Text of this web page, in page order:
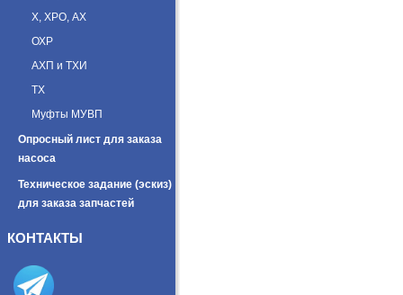
Х, ХРО, АХ
ОХР
АХП и ТХИ
ТХ
Муфты МУВП
Опросный лист для заказа
насоса
Техническое задание (эскиз)
для заказа запчастей
КОНТАКТЫ